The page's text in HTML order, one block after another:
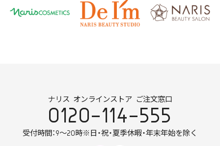
ナリス オンラインストア ご注文窓口
0120-114-555
受付時間：9～20時※日・祝・夏季休暇・年末年始を除く